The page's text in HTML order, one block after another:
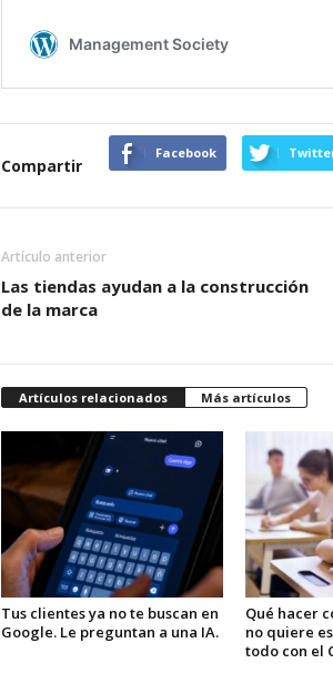
Compartir
Facebook
Artículo anterior
Las tiendas ayudan a la construcción
de la marca
Artículos relacionados Más artículos
Tus clientes ya no te buscan en
Google. Le preguntan a una IA.
Qué hacer
no quiere
todo con el